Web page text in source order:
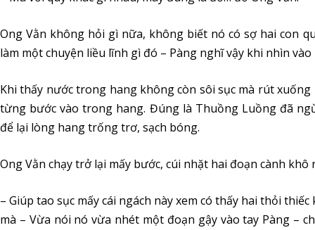
Ong Vằn không hỏi gì nữa, không biết nó có sợ hai con
làm một chuyện liều lĩnh gì đó – Pàng nghĩ vậy khi nhìn
Khi thấy nước trong hang không còn sôi sục mà rút
từng bước vào trong hang. Đúng là Thuồng Luồng đã
để lại lòng hang trống trơ, sạch bóng.
Ong Vằn chạy trở lại mấy bước, cúi nhặt hai đoạn cành khô
– Giúp tao sục mấy cái ngách này xem có thấy hai thỏi
mà – Vừa nói nó vừa nhét một đoạn gậy vào tay Pàng –